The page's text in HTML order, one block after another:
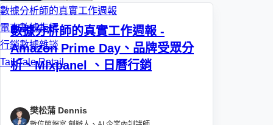
數據分析師的真實工作週報
電商數據指標
行銷數據雜談
Tail Tale Retail
數據分析師的真實工作週報 -
Amazon Prime Day、品牌受眾分
析、Mixpanel 、日曆行銷
樊松蒲 Dennis